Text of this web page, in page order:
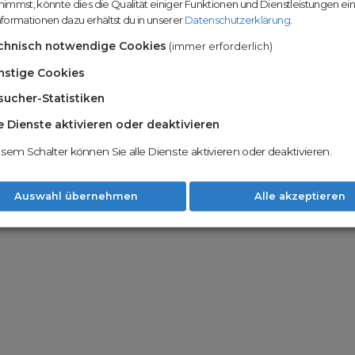
Nachname
du die
Möglichkeiten.
Unsere
Unser Open
um wertvolle
Mit
Option zu
könnte dies die Qualität einiger Funktionen und Dienstleistungen
dazu erhältst du in unsererDatenschutzerklärung.
notwendige Cookies (immer erforderlich)
Cookies
Statistiken
Dienste aktivieren oder deaktivieren
Schalter können Sie alle Dienste aktivieren oder deaktivieren.
Auswahl übernehmen Alle akzeptieren